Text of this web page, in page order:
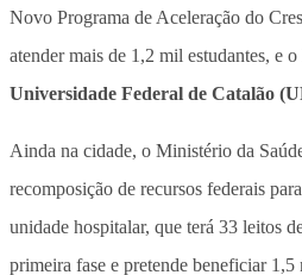
Novo Programa de Aceleração do
atender mais de 1,2 mil estudantes, e o
Universidade Federal de Catalão
Ainda na cidade, o Ministério da
recomposição de recursos federais
unidade hospitalar, que terá 33 leitos
primeira fase e pretende beneficiar 1,5